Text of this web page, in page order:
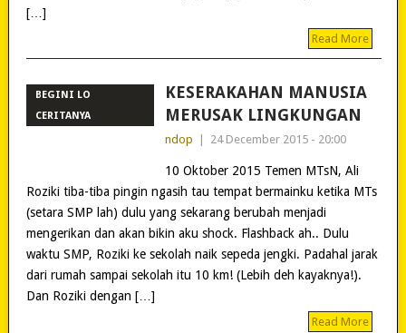
[…]
Read More
BEGINI LO
CERITANYA
KESERAKAHAN MANUSIA
MERUSAK LINGKUNGAN
ndop 24 December 2015 - 20:00
10 Oktober 2015 Temen MTsN, Ali
Roziki tiba-tiba pingin ngasih tau tempat bermainku ketika MTs
(setara SMP lah) dulu yang sekarang berubah menjadi
mengerikan dan akan bikin aku shock. Flashback ah.. Dulu
waktu SMP, Roziki ke sekolah naik sepeda jengki. Padahal jarak
dari rumah sampai sekolah itu 10 km! (Lebih deh kayaknya!).
Dan Roziki dengan […]
Read More